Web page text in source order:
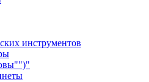
инструментов